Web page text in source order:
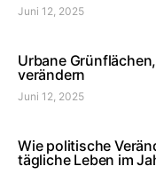
Juni 12, 2025
Urbane
verändern
Juni 12, 2025
Wie politische
tägliche Leben im